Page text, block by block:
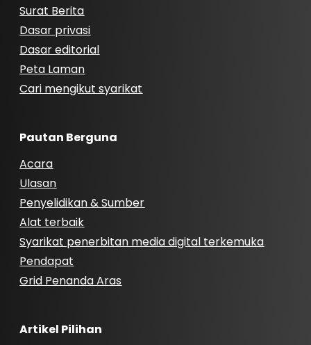
Surat Berita
Dasar privasi
Dasar editorial
Peta Laman
Cari mengikut syarikat
Pautan Berguna
Acara
Ulasan
Penyelidikan & Sumber
Alat terbaik
Syarikat penerbitan media digital terkemuka
Pendapat
Grid Penanda Aras
Artikel Pilihan